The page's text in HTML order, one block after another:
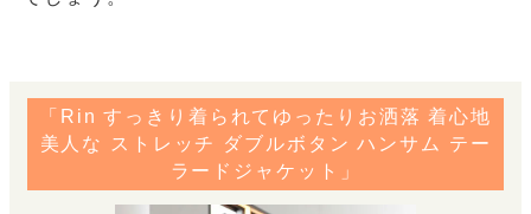
「Rin すっきり着られてゆったりお洒落 着心地
美人な ストレッチ ダブルボタン ハンサム テー
ラードジャケット」